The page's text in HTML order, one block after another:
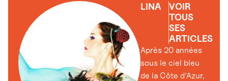
LINA
VOIR
TOUS
SES
ARTICLES
Après 20 années
sous le ciel bleu
de la Côte d’Azur,